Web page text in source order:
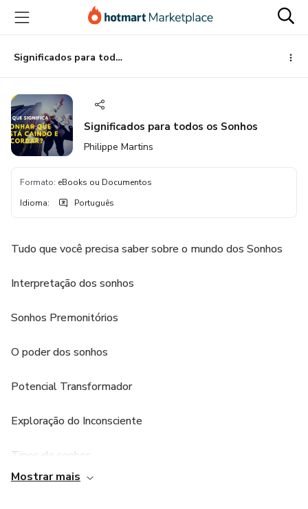
para
conteúdo
principal
para
pagamento
para
rodapé
Significados para todos os Sonhos
Significados para todos os Sonhos
Philippe Martins
Formato: eBooks ou Documentos
Idioma: Português
Tudo que você precisa saber sobre o mundo dos Sonhos
Interpretação dos sonhos
Sonhos Premonitórios
O poder dos sonhos
Potencial Transformador
Exploração do Inconsciente
Tipos de sonhos
Mostrar mais